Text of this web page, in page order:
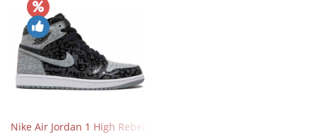
Nike Air Jordan 1 High Rebellionaire